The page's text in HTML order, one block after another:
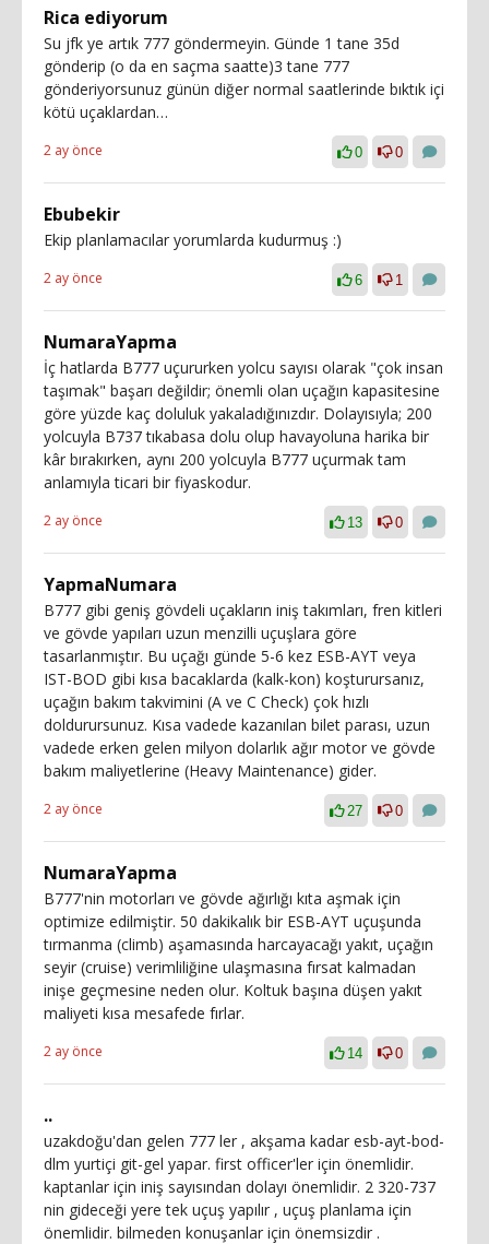
Rica ediyorum
Su jfk ye artık 777 göndermeyin. Günde 1 tane 35d
gönderip (o da en saçma saatte)3 tane 777
gönderiyorsunuz günün diğer normal saatlerinde bıktık içi
kötü uçaklardan…
2 ay önce 0 0
Ebubekir
Ekip planlamacılar yorumlarda kudurmuş :)
2 ay önce 6 1
NumaraYapma
İç hatlarda B777 uçururken yolcu sayısı olarak "çok insan
taşımak" başarı değildir; önemli olan uçağın kapasitesine
göre yüzde kaç doluluk yakaladığınızdır. Dolayısıyla; 200
yolcuyla B737 tıkabasa dolu olup havayoluna harika bir
kâr bırakırken, aynı 200 yolcuyla B777 uçurmak tam
anlamıyla ticari bir fiyaskodur.
2 ay önce 13 0
YapmaNumara
B777 gibi geniş gövdeli uçakların iniş takımları, fren kitleri
ve gövde yapıları uzun menzilli uçuşlara göre
tasarlanmıştır. Bu uçağı günde 5-6 kez ESB-AYT veya
IST-BOD gibi kısa bacaklarda (kalk-kon) koşturursanız,
uçağın bakım takvimini (A ve C Check) çok hızlı
doldurursunuz. Kısa vadede kazanılan bilet parası, uzun
vadede erken gelen milyon dolarlık ağır motor ve gövde
bakım maliyetlerine (Heavy Maintenance) gider.
2 ay önce 27 0
NumaraYapma
B777'nin motorları ve gövde ağırlığı kıta aşmak için
optimize edilmiştir. 50 dakikalık bir ESB-AYT uçuşunda
tırmanma (climb) aşamasında harcayacağı yakıt, uçağın
seyir (cruise) verimliliğine ulaşmasına fırsat kalmadan
inişe geçmesine neden olur. Koltuk başına düşen yakıt
maliyeti kısa mesafede fırlar.
2 ay önce 14 0
..
uzakdoğu'dan gelen 777 ler , akşama kadar esb-ayt-bod-
dlm yurtiçi git-gel yapar. first officer'ler için önemlidir.
kaptanlar için iniş sayısından dolayı önemlidir. 2 320-737
nin gideceği yere tek uçuş yapılır , uçuş planlama için
önemlidir. bilmeden konuşanlar için önemsizdir .